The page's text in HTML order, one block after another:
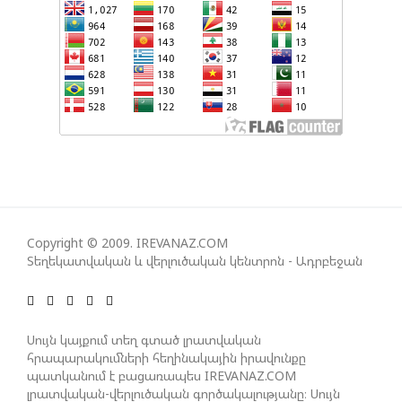
ՄԻՋԵՎ ՀԱՐԱԲԵՐՈՒԹՅՈՒՆՆԵՐԻ ԴԻՆԱՄԻԿ
ԶԱՐԳԱՑՈՒՄԻՑ»
ՇԱՐՈՒՆԱԿՎՈՒՄ Է «ՄԵԾ ՎԵՐԱԴԱՐՁ» ԾՐԱԳՐԻ
ԻՐԱԿԱՆԱՑՈՒՄԸ
ԿԵՆՏՐՈՆԱԿԱՆ ԱՍԻԱՅԻ ԵՐԿՐՆԵՐԸ ԵՎ
ԴԵՐԸ ՏԱՐԱԾԱՇՐՋԱՆՈՒՄ
Copyright © 2009. IREVANAZ.COM
Տեղեկատվական և վերլուծական կենտրոն - Ադրբեջան
Սույն կայքում տեղ գտած լրատվական
հրապարակումների հեղինակային իրավունքը
պատկանում է բացառապես IREVANAZ.COM
լրատվական-վերլուծական գործակալությանը։ Սույն